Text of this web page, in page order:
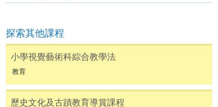
報讀優惠，請親臨學院的報名中心報名。
統處理上為兩個不同的程序，成功付款並不保證成
功被獲取錄。任何不成功的申請，課程組職員將儘
快與 閣下聯絡。
程/科目只可提交一次申請。
在網上報名過程中，付款成功後，網頁將顯示付款
探索其他課程
小學視覺藝術科綜合教學法
教育
歷史文化及古蹟教育導賞課程